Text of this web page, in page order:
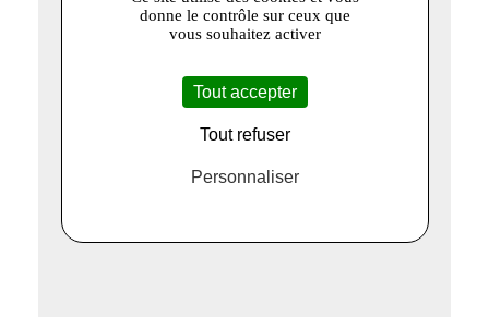
donne le contrôle sur ceux que
vous souhaitez activer
Tout accepter
Tout refuser
Personnaliser